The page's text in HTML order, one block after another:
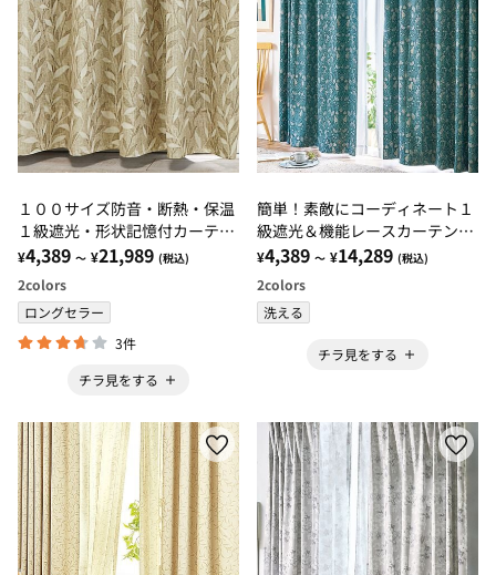
１００サイズ防音・断熱・保温
１級遮光・形状記憶付カーテ
ン リーフブラウン・リーフブ
ルーグレー
¥4,389 ～ ¥21,989 (税込)
2colors
ロングセラー
3件
チラ見をする
簡単！素敵にコーディネート１
級遮光＆機能レースカーテン
「フォレストキャット」
¥4,389 ～ ¥14,289 (税込)
2colors
洗える
チラ見をする